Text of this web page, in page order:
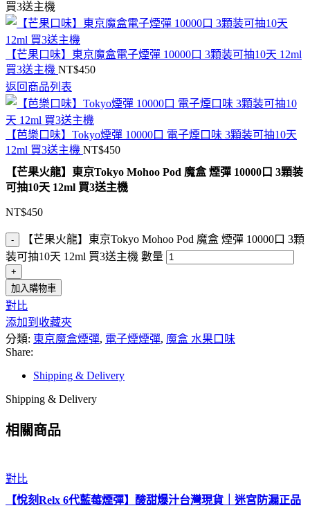
買3送主機
【芒果口味】東京魔盒電子煙彈 10000口 3顆装可抽10天 12ml
買3送主機 NT$450
返回商品列表
【芭樂口味】Tokyo煙彈 10000口 電子煙口味 3顆装可抽10天
12ml 買3送主機 NT$450
【芒果火龍】東京Tokyo Mohoo Pod 魔盒 煙彈 10000口 3顆装
可抽10天 12ml 買3送主機
NT$450
【芒果火龍】東京Tokyo Mohoo Pod 魔盒 煙彈 10000口 3顆
装可抽10天 12ml 買3送主機 數量
加入購物車
對比
添加到收藏夾
分類: 東京魔盒煙彈, 電子煙煙彈, 魔盒 水果口味
Share:
Shipping & Delivery
Shipping & Delivery
相關商品
對比
【悅刻Relx 6代藍莓煙彈】酸甜爆汁台灣現貨｜迷宮防漏正品